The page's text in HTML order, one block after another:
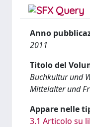
Anno
2011
Titolo del
Buchkultur und
Mittelalter und
Appare nelle
3.1 Articolo su